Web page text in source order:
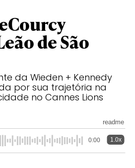
de São
da Wieden + Kennedy
por sua trajetória na
no Cannes Lions
readme
0:00 1.0x